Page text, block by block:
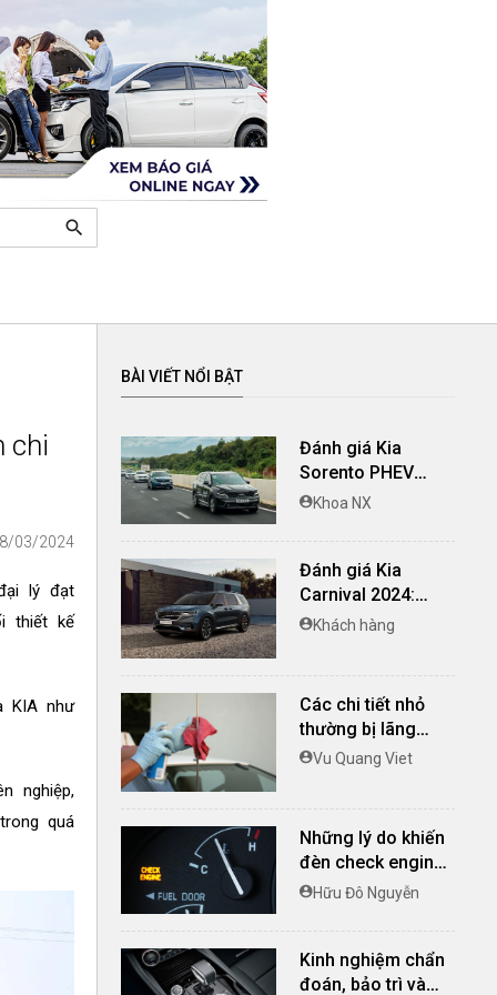
search
chi
03/2024
lý đạt
thiết kế
KIA như
nghiệp,
quá
BÀI VIẾT NỔI BẬT
Đánh giá Kia
Sorento PHEV
2024: Mức giá đi
vận hành khác biệt
Khoa NX
Đánh giá Kia
Carnival 2024:
Nâng cấp toàn
Khách hàng
Các chi tiết nhỏ
thường bị lãng
quên trong việc
Vu Quang Viet
Những lý do khiến
đèn check engine
bật sáng
Hữu Đô Nguyễn
Kinh nghiệm chẩn
đoán, bảo trì và